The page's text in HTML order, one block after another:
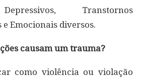
Transtornos
Emocionais diversos.
causam um trauma?
como violência ou violação